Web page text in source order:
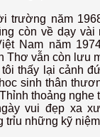
trường năm
còn về dạy
Nam năm
Thơ vẫn còn lưu
thấy lại cảnh
sinh thân
thoảng nghe
vui đẹp xa
trỉu những kỹ